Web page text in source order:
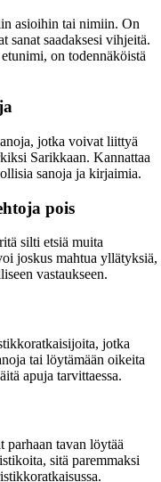
asioihin tai nimiin. On
sanat saadaksesi vihjeitä.
on todennäköistä
jotka voivat liittyä
Sarikkaan. Kannattaa
sanoja ja kirjaimia.
pois
silti etsiä muita
joskus mahtua yllätyksiä,
vastaukseen.
jotka
tai löytämään oikeita
apuja tarvittaessa.
tavan löytää
sitä paremmaksi